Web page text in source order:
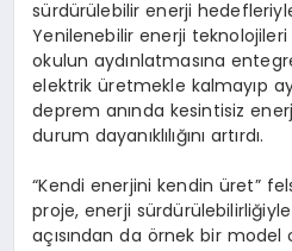
sürdürülebilir enerji
Yenilenebilir enerji
okulun aydınlatmasına
elektrik üretmekle kalmayıp
deprem anında kesintisiz
durum dayanıklılığını artırdı.
“Kendi enerjini kendin üret”
proje, enerji
açısından da örnek bir model